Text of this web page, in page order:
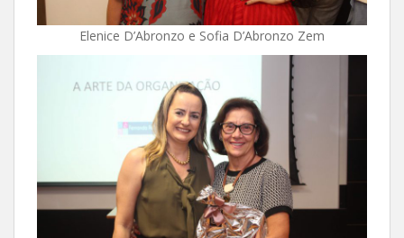
Elenice D’Abronzo e Sofia D’Abronzo Zem